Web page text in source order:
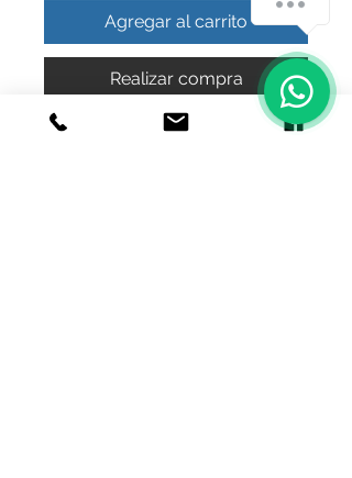
Agregar al carrito
Realizar compra